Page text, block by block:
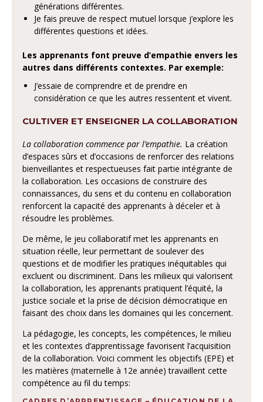
générations différentes.
Je fais preuve de respect mutuel lorsque j’explore les
différentes questions et idées.
Les apprenants font preuve d’empathie envers les
autres dans différents contextes. Par exemple:
J’essaie de comprendre et de prendre en
considération ce que les autres ressentent et vivent.
CULTIVER ET ENSEIGNER LA COLLABORATION
La collaboration commence par l’empathie. La création
d’espaces sûrs et d’occasions de renforcer des relations
bienveillantes et respectueuses fait partie intégrante de
la collaboration. Les occasions de construire des
connaissances, du sens et du contenu en collaboration
renforcent la capacité des apprenants à déceler et à
résoudre les problèmes.
De même, le jeu collaboratif met les apprenants en
situation réelle, leur permettant de soulever des
questions et de modifier les pratiques inéquitables qui
excluent ou discriminent. Dans les milieux qui valorisent
la collaboration, les apprenants pratiquent l’équité, la
justice sociale et la prise de décision démocratique en
faisant des choix dans les domaines qui les concernent.
La pédagogie, les concepts, les compétences, le milieu
et les contextes d’apprentissage favorisent l’acquisition
de la collaboration. Voici comment les objectifs (EPE) et
les matières (maternelle à 12e année) travaillent cette
compétence au fil du temps: